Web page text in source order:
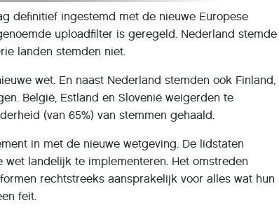
definitief ingestemd met de nieuwe Europese
uploadfilter is geregeld. Nederland stemde
landen stemden niet.
wet. En naast Nederland stemden ook Finland,
België, Estland en Slovenië weigerden te
(van 65%) van stemmen gehaald.
in met de nieuwe wetgeving. De lidstaten
landelijk te implementeren. Het omstreden
rechtstreeks aansprakelijk voor alles wat hun
feit.